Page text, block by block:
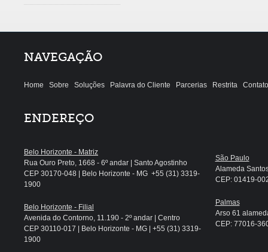
NAVEGAÇÃO
Home Sobre Soluções Palavra do Cliente Parcerias Restrita Contato
ENDEREÇO
Belo Horizonte - Matriz
Rua Ouro Preto, 1668 - 6º andar | Santo Agostinho
CEP 30170-048 | Belo Horizonte - MG +55 (31) 3319-
1900
Belo Horizonte - Filial
Avenida do Contorno, 11.190 - 2º andar | Centro
CEP 30110-017 | Belo Horizonte - MG | +55 (31) 3319-
1900
São Paulo
Alameda
CEP: 01419-
Palmas
Arso 61
CEP: 77016-